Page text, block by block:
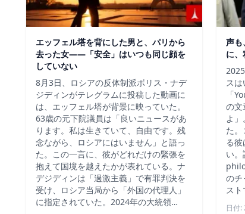
エッフェル塔を背にした男と、パリから
去った女——「安全」はいつも同じ顔を
していない
8月3日、ロシアの反体制派ボリス・ナデ
ジディンがテレグラムに投稿した動画に
は、エッフェル塔が背景に映っていた。
63歳の元下院議員は「良いニュースがあ
ります。私は生きていて、自由です。残
念ながら、ロシアにはいません」と語っ
た。この一言に、彼がどれだけの緊張を
抱えて国境を越えたかが表れている。ナ
デジディンは「過激主義」で有罪判決を
受け、ロシア当局から「外国の代理人」
に指定されていた。2024年の大統領…
声も
に
スは
「
の文
よ
た
る
い
のチ
ス
日付